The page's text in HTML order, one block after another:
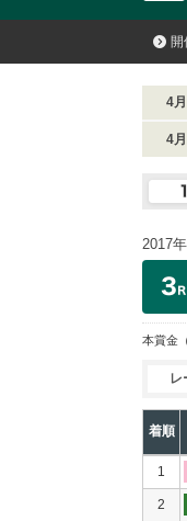
開
4
4
2017
本賞金
レ
着順
1
2